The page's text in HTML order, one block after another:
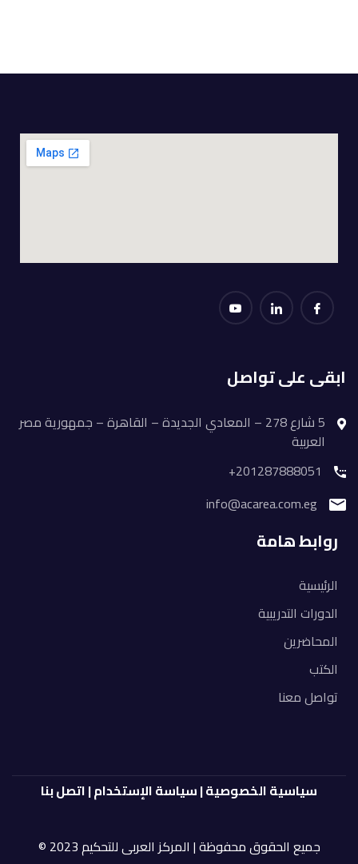
ابقى على تواصل
5 شارع 278 – المعادي الجديدة – القاهرة – جمهورية مصر
العربية
201287888051+
info@acarea.com.eg
روابط هامة
الرئيسية
الدورات التدريبية
المحاضرين
الكتب
تواصل معنا
سياسية الخصوصية|سياسة الإستخدام|اتصل بنا
جميع الحقوق محفوظة | المركز العربى للتحكيم 2023 ©